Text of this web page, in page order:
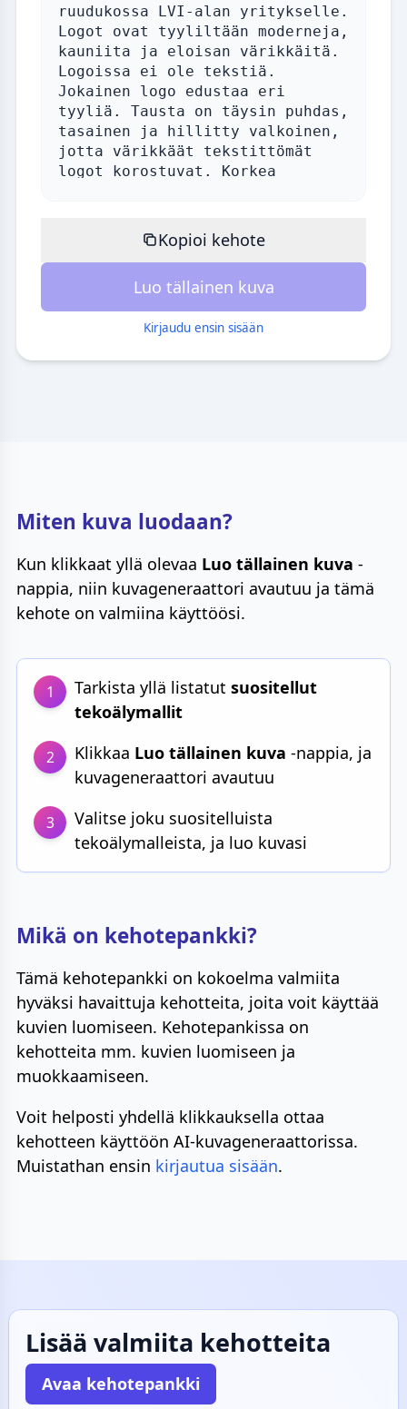
Kopioi kehote
Luo tällainen kuva
Kirjaudu ensin sisään
Miten kuva luodaan?
Kun klikkaat yllä olevaa Luo tällainen kuva -
nappia, niin kuvageneraattori avautuu ja tämä
kehote on valmiina käyttöösi.
1 Tarkista yllä listatut suositellut
tekoälymallit
2 Klikkaa Luo tällainen kuva -nappia, ja
kuvageneraattori avautuu
3
Valitse joku suositelluista
tekoälymalleista, ja luo kuvasi
Mikä on kehotepankki?
Tämä kehotepankki on kokoelma valmiita
hyväksi havaittuja kehotteita, joita voit käyttää
kuvien luomiseen. Kehotepankissa on
kehotteita mm. kuvien luomiseen ja
muokkaamiseen.
Voit helposti yhdellä klikkauksella ottaa
kehotteen käyttöön AI-kuvageneraattorissa.
Muistathan ensin kirjautua sisään.
Lisää valmiita kehotteita
Avaa kehotepankki